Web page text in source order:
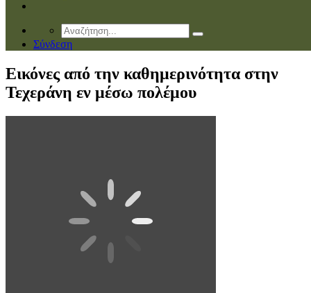
Σύνδεση
Εικόνες από την καθημερινότητα στην
Τεχεράνη εν μέσω πολέμου